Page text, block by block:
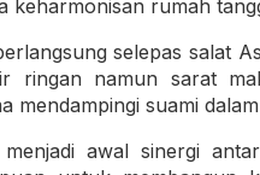
keharmonisan rumah
selepas salat
ringan namun sarat
mendampingi suami
awal sinergi